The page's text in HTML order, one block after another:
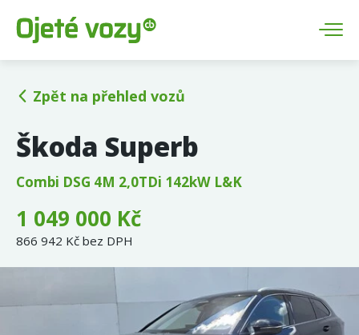
Zpět na přehled vozů
Škoda Superb
Combi DSG 4M 2,0TDi 142kW L&K
1 049 000 Kč
866 942 Kč bez DPH